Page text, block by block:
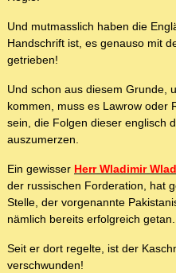
Und mutmasslich haben die
Handschrift ist, es genauso mit
getrieben!
Und schon aus diesem Grunde,
kommen, muss es Lawrow oder
sein, die Folgen dieser englisch
auszumerzen.
Ein gewisser Herr Wladimir
der russischen Forderation, hat
Stelle, der vorgenannte
nämlich bereits erfolgreich getan.
Seit er dort regelte, ist der
verschwunden!